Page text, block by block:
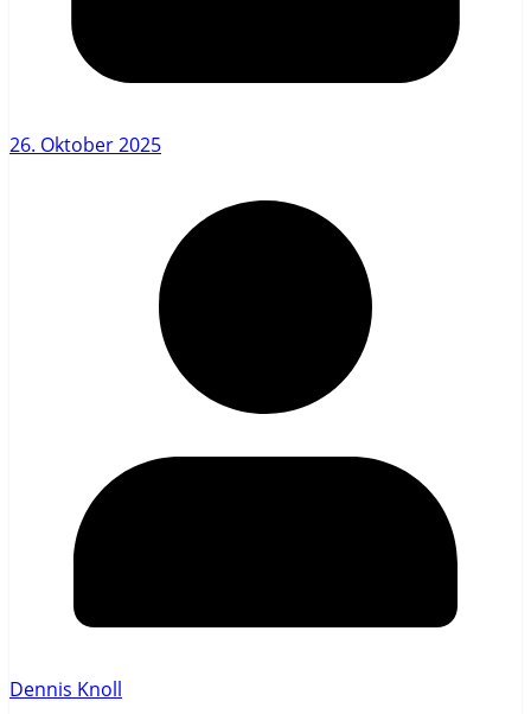
26. Oktober 2025
Dennis Knoll